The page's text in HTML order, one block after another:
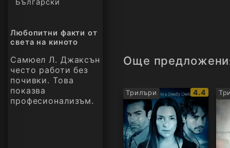
Български
Любопитни факти от
света на киното
Самюел Л. Джаксън
често работи без
почивки. Това
показва
професионализъм.
Още
Трилъри
IMDb
рейтинг:
4.4